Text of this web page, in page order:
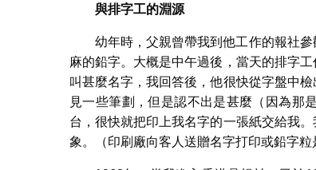
與排字工的淵源
幼年時，父親曾帶我到他工作的報社
麻的鉛字。大概是中午過後，當天的排字
叫甚麼名字，我回答後，他很快從字盤中
見一些筆劃，但是認不出是甚麼（因為那
台，很快就把印上我名字的一張紙交給我
象。（印刷廠向客人送贈名字打印或鉛字粒